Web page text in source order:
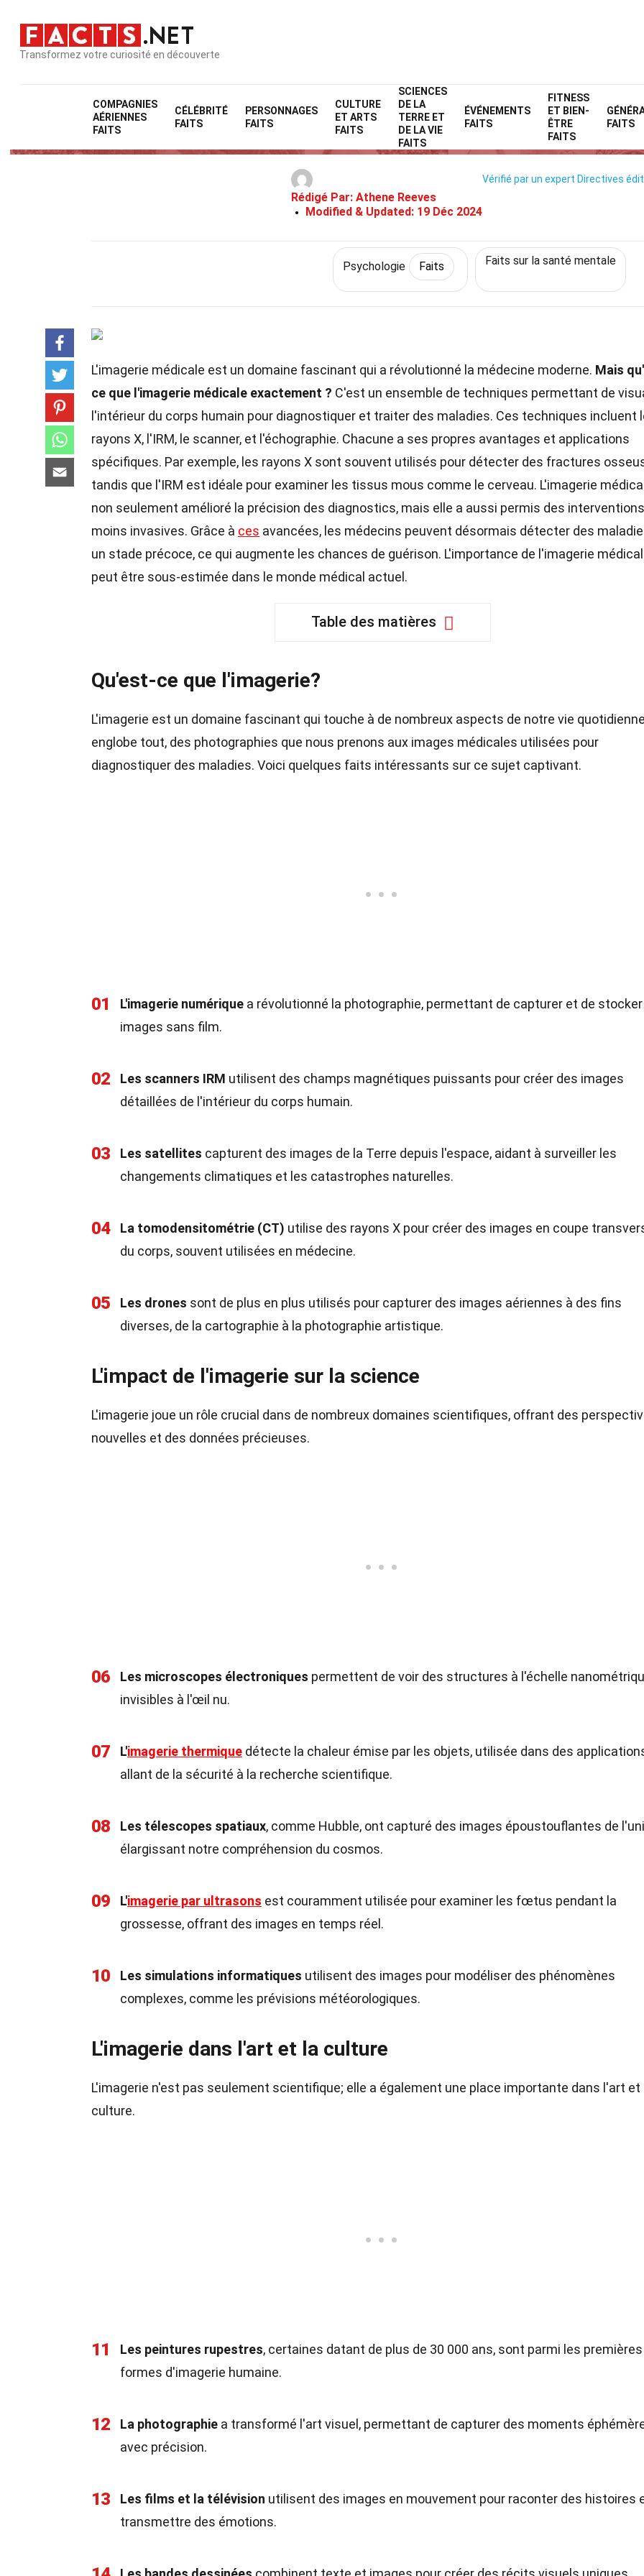
Transformez votre curiosité en découverte
COMPAGNIES
AÉRIENNES
FAITS
CÉLÉBRITÉ
FAITS
PERSONNAGES
FAITS
CULTURE
ET ARTS
FAITS
SCIENCES
DE LA
TERRE ET
DE LA VIE
FAITS
ÉVÉNEMENTS
FAITS
FITNESS
ET BIEN-
ÊTRE
FAITS
FAITS
Home Fitness et bien-être Psychologie
32 Faits Sur Imagerie
Rédigé Par: Athene Reeves
Modified & Updated: 19 Déc 2024
Vérifié par un expert Directives
Psychologie Faits Faits sur la santé mentale
L'imagerie médicale est un domaine fascinant qui a révolutionné la médecine moderne. Mais
ce que l'imagerie médicale exactement ? C'est un ensemble de techniques permettant de
l'intérieur du corps humain pour diagnostiquer et traiter des maladies. Ces techniques incluent
rayons X, l'IRM, le scanner, et l'échographie. Chacune a ses propres avantages et applications
spécifiques. Par exemple, les rayons X sont souvent utilisés pour détecter des fractures
tandis que l'IRM est idéale pour examiner les tissus mous comme le cerveau. L'imagerie
non seulement amélioré la précision des diagnostics, mais elle a aussi permis des interventions
moins invasives. Grâce à ces avancées, les médecins peuvent désormais détecter des
un stade précoce, ce qui augmente les chances de guérison. L'importance de l'imagerie
peut être sous-estimée dans le monde médical actuel.
Table des matières
Qu'est-ce que l'imagerie?
L'imagerie est un domaine fascinant qui touche à de nombreux aspects de notre vie
englobe tout, des photographies que nous prenons aux images médicales utilisées pour
diagnostiquer des maladies. Voici quelques faits intéressants sur ce sujet captivant.
01 L'imagerie numérique a révolutionné la photographie, permettant de capturer et de
images sans film.
02 Les scanners IRM utilisent des champs magnétiques puissants pour créer des images
détaillées de l'intérieur du corps humain.
03 Les satellites capturent des images de la Terre depuis l'espace, aidant à surveiller les
changements climatiques et les catastrophes naturelles.
04 La tomodensitométrie (CT) utilise des rayons X pour créer des images en coupe
du corps, souvent utilisées en médecine.
05 Les drones sont de plus en plus utilisés pour capturer des images aériennes à des fins
diverses, de la cartographie à la photographie artistique.
L'impact de l'imagerie sur la science
L'imagerie joue un rôle crucial dans de nombreux domaines scientifiques, offrant des
nouvelles et des données précieuses.
06 Les microscopes électroniques permettent de voir des structures à l'échelle
invisibles à l'œil nu.
07 L'imagerie thermique détecte la chaleur émise par les objets, utilisée dans des
allant de la sécurité à la recherche scientifique.
08 Les télescopes spatiaux, comme Hubble, ont capturé des images époustouflantes de
élargissant notre compréhension du cosmos.
09 L'imagerie par ultrasons est couramment utilisée pour examiner les fœtus pendant la
grossesse, offrant des images en temps réel.
10 Les simulations informatiques utilisent des images pour modéliser des phénomènes
complexes, comme les prévisions météorologiques.
L'imagerie dans l'art et la culture
L'imagerie n'est pas seulement scientifique; elle a également une place importante dans l'art et
culture.
11 Les peintures rupestres, certaines datant de plus de 30 000 ans, sont parmi les premières
formes d'imagerie humaine.
12 La photographie a transformé l'art visuel, permettant de capturer des moments
avec précision.
13 Les films et la télévision utilisent des images en mouvement pour raconter des histoires
transmettre des émotions.